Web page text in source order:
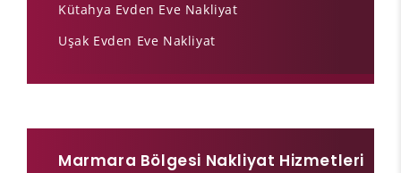
Kütahya Evden Eve Nakliyat
Uşak Evden Eve Nakliyat
Marmara Bölgesi Nakliyat Hizmetleri